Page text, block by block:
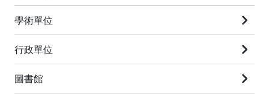
學術單位
行政單位
圖書館